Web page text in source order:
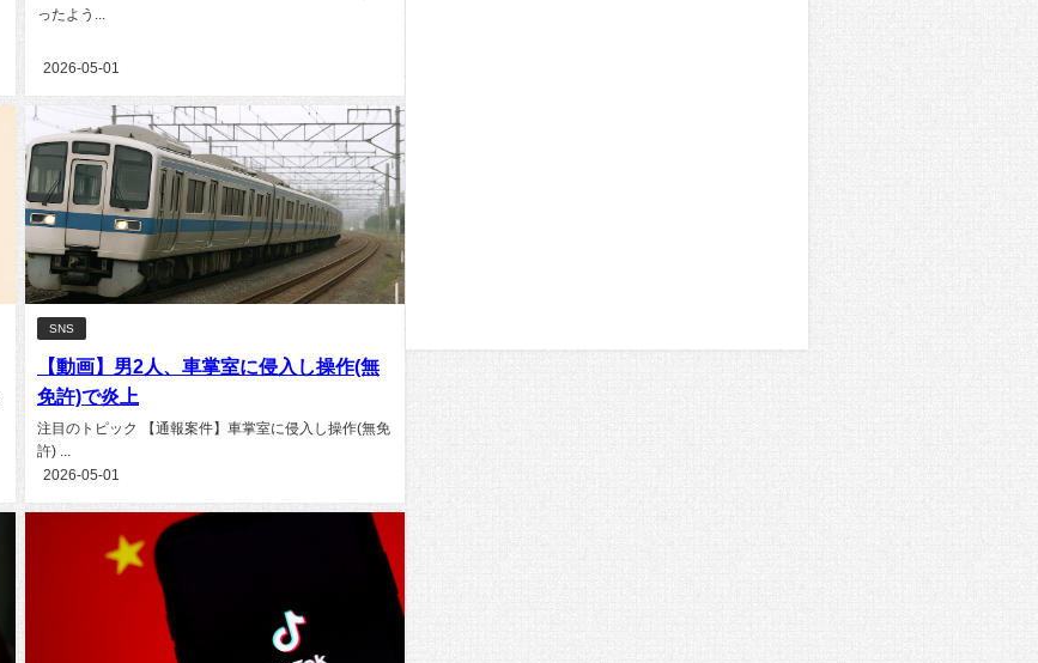
ったよう...
2026-05-01
SNS
【動画】男2人、車掌室に侵入し操作(無
免許)で炎上
注目のトピック 【通報案件】車掌室に侵入し操作(無免
許) ...
2026-05-01